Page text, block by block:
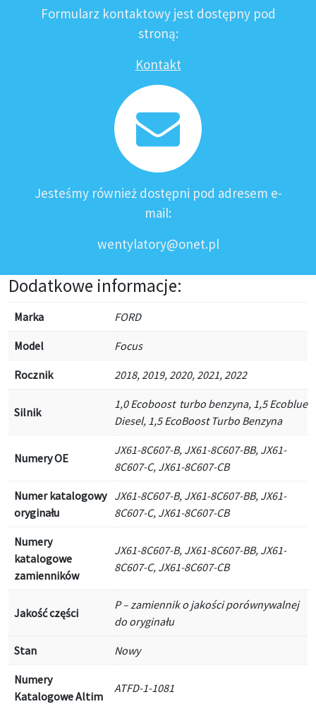
Formularz kontaktowy jest dostępny pod
stroną:
Kontakt
Jesteśmy również dostępni pod adresem e-
mail:
wentylatory@onet.pl
Dodatkowe informacje:
Marka FORD
Model Focus
Rocznik 2018, 2019, 2020, 2021, 2022
Silnik
1,0 Ecoboost turbo benzyna, 1,5 Ecoblue
Diesel, 1,5 EcoBoost Turbo Benzyna
Numery OE
JX61-8C607-B, JX61-8C607-BB, JX61-
8C607-C, JX61-8C607-CB
Numer katalogowy
oryginału
JX61-8C607-B, JX61-8C607-BB, JX61-
8C607-C, JX61-8C607-CB
Numery
katalogowe
zamienników
JX61-8C607-B, JX61-8C607-BB, JX61-
8C607-C, JX61-8C607-CB
Jakość części
P – zamiennik o jakości porównywalnej
do oryginału
Stan Nowy
Numery
Katalogowe Altim
ATFD-1-1081